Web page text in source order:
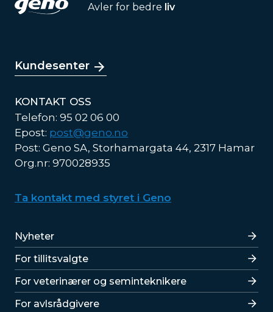
Avler for bedre liv
Kundesenter
KONTAKT OSS
Telefon: 95 02 06 00
Epost: post@geno.no
Post: Geno SA, Storhamargata 44, 2317 Hamar
Org.nr: 970028935
Ta kontakt med styret i Geno
Lenker
Nyheter
For tillitsvalgte
For veterinærer og seminteknikere
For avlsrådgivere